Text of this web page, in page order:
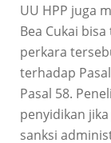
UU HPP juga
Bea Cukai
perkara
terhadap
Pasal 58.
penyidikan
sanksi